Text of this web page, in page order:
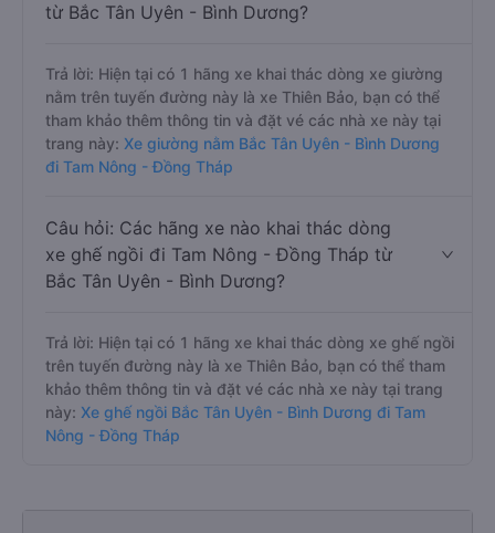
từ Bắc Tân Uyên - Bình Dương?
Trả lời: Hiện tại có 1 hãng xe khai thác dòng xe giường
nằm trên tuyến đường này là xe Thiên Bảo, bạn có thể
tham khảo thêm thông tin và đặt vé các nhà xe này tại
trang này: Xe giường nằm Bắc Tân Uyên - Bình Dương
đi Tam Nông - Đồng Tháp
Câu hỏi: Các hãng xe nào khai thác dòng
xe ghế ngồi đi Tam Nông - Đồng Tháp từ
Bắc Tân Uyên - Bình Dương?
Trả lời: Hiện tại có 1 hãng xe khai thác dòng xe ghế ngồi
trên tuyến đường này là xe Thiên Bảo, bạn có thể tham
khảo thêm thông tin và đặt vé các nhà xe này tại trang
này: Xe ghế ngồi Bắc Tân Uyên - Bình Dương đi Tam
Nông - Đồng Tháp